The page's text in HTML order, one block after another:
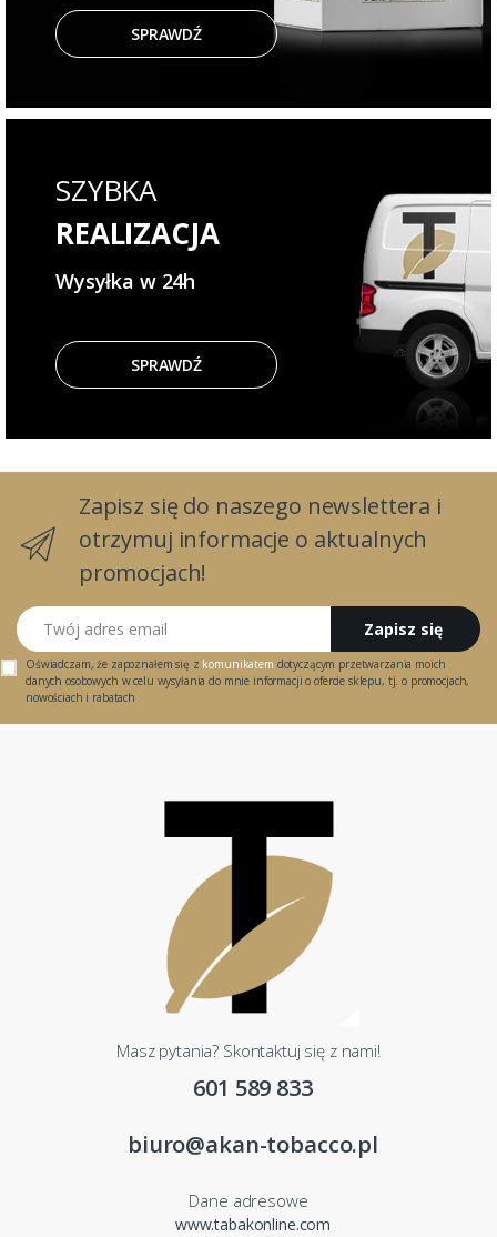
SPRAWDŹ
SZYBKA
REALIZACJA
Wysyłka w 24h
SPRAWDŹ
Zapisz się do naszego newslettera i
otrzymuj informacje o aktualnych
promocjach!
Twój adres email
Zapisz się
Oświadczam, że zapoznałem się z komunikatem dotyczącym przetwarzania moich
danych osobowych w celu wysyłania do mnie informacji o ofercie sklepu, tj. o promocjach,
nowościach i rabatach
Masz pytania? Skontaktuj się z nami!
601 589 833
biuro@akan-tobacco.pl
Dane adresowe
www.tabakonline.com